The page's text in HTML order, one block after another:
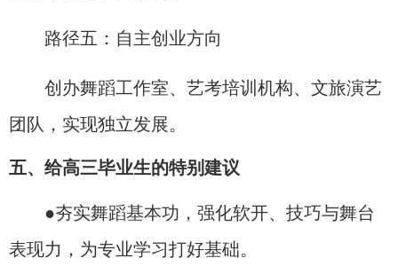
路径五：自主创业方向
创办舞蹈工作室、艺考培训机构、文旅演艺
团队，实现独立发展。
五、给高三毕业生的特别建议
●夯实舞蹈基本功，强化软开、技巧与舞台
表现力，为专业学习打好基础。